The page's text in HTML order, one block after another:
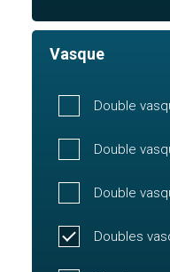
Vasque
Double
Double
Double
Doubles